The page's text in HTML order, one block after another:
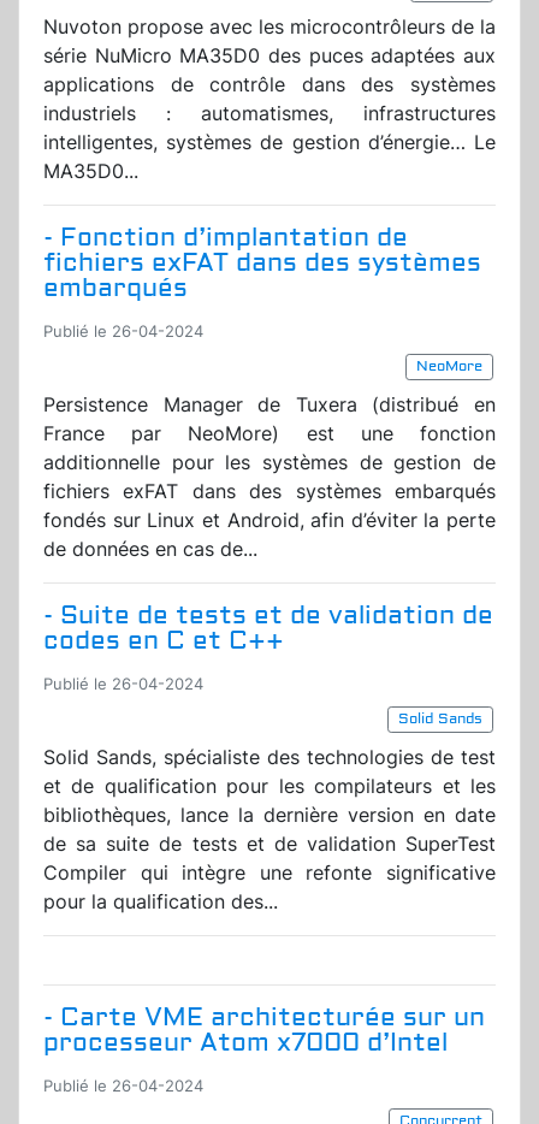
Nuvoton propose avec les microcontrôleurs de la
série NuMicro MA35D0 des puces adaptées aux
applications de contrôle dans des systèmes
industriels : automatismes, infrastructures
intelligentes, systèmes de gestion d’énergie… Le
MA35D0...
- Fonction d’implantation de
fichiers exFAT dans des systèmes
embarqués
Publié le 26-04-2024
NeoMore
Persistence Manager de Tuxera (distribué en
France par NeoMore) est une fonction
additionnelle pour les systèmes de gestion de
fichiers exFAT dans des systèmes embarqués
fondés sur Linux et Android, afin d’éviter la perte
de données en cas de...
- Suite de tests et de validation de
codes en C et C++
Publié le 26-04-2024
Solid Sands
Solid Sands, spécialiste des technologies de test
et de qualification pour les compilateurs et les
bibliothèques, lance la dernière version en date
de sa suite de tests et de validation SuperTest
Compiler qui intègre une refonte significative
pour la qualification des...
- Carte VME architecturée sur un
processeur Atom x7000 d’Intel
Publié le 26-04-2024